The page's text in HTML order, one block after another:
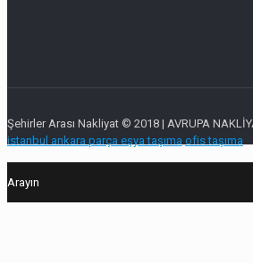
Şehirler Arası Nakliyat © 2018 | AVRUPA
istanbul ankara parça eşya taşıma ofis taşıma
Arayın